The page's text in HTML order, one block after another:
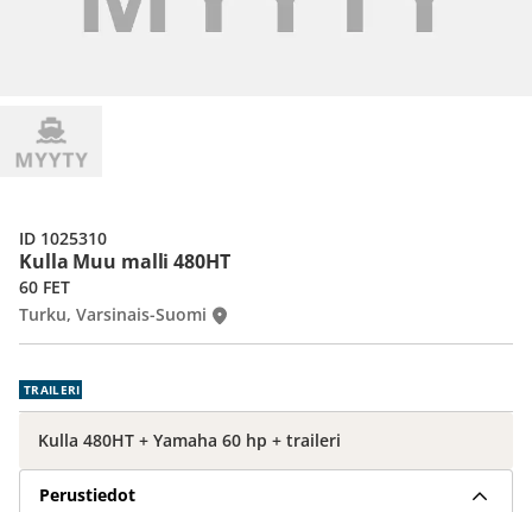
Kulla Muu malli 480HT
60 FET
Turku, Varsinais-Suomi
ID 1025310
TRAILERI
Kulla 480HT + Yamaha 60 hp + traileri
Perustiedot